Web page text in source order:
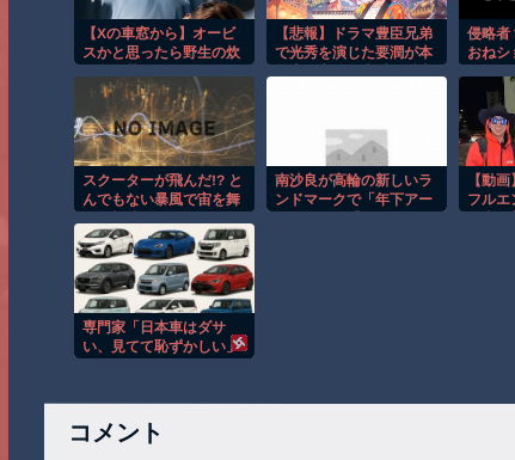
【Xの車窓から】オービ
スかと思ったら野生の炊
【悲報】ドラマ豊臣兄弟
で光秀を演じた要潤が本
侵略者
おねシ
スクーターが飛んだ!? と
んでもない暴風で宙を舞
南沙良が高輪の新しいラ
ンドマークで「年下アー
【動
フルエ
専門家「日本車はダサ
い、見てて恥ずかしい」
コメント